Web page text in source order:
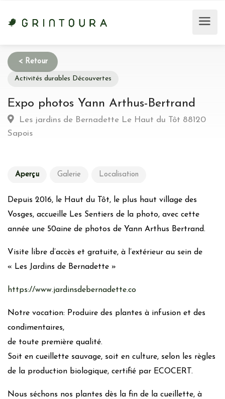
Activités durables Découvertes
Expo photos Yann Arthus-Bertrand
Les jardins de Bernadette Le Haut du Tôt 88120
Sapois
Aperçu Galerie Localisation
Depuis 2016, le Haut du Tôt, le plus haut village des
Vosges, accueille Les Sentiers de la photo, avec cette
année une 50aine de photos de Yann Arthus Bertrand.
Visite libre d’accès et gratuite, à l’extérieur au sein de
« Les Jardins de Bernadette »
https://www.jardinsdebernadette.co
Notre vocation: Produire des plantes à infusion et des
condimentaires,
de toute première qualité.
Soit en cueillette sauvage, soit en culture, selon les règles
de la production biologique, certifié par ECOCERT.
Nous séchons nos plantes dès la fin de la cueillette, à